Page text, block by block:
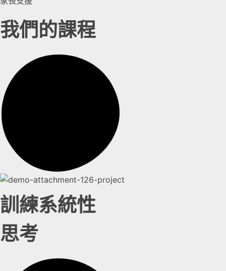
我們的課程
訓練系統性
思考